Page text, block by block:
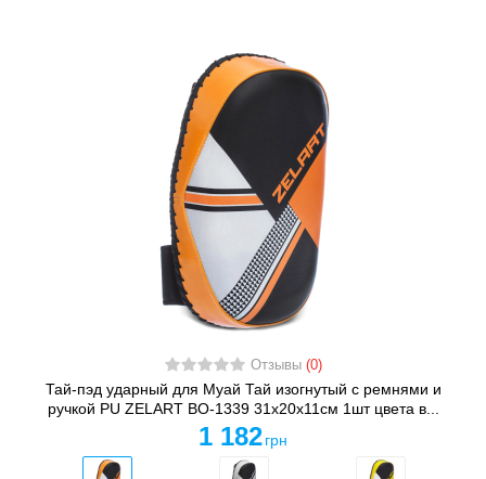
Отзывы (0)
Тай-пэд ударный для Муай Тай изогнутый с ремнями и
ручкой PU ZELART BO-1339 31x20x11см 1шт цвета в...
1 182 грн